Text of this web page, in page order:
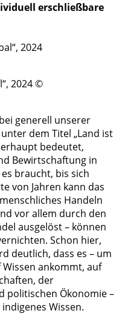
erschließbare
2024 ©
generell unserer
dem Titel „Land ist
bedeutet,
Bewirtschaftung in
braucht, bis sich
von Jahren kann das
Handeln
vor allem durch den
ausgelöst – können
Schon hier,
deutlich, dass es – um
ankommt, auf
der
politischen Ökonomie –
Wissen.